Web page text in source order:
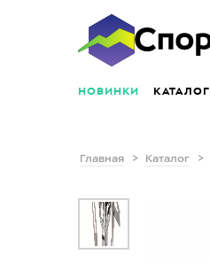
НОВИНКИ КАТАЛОГ
Главная Каталог